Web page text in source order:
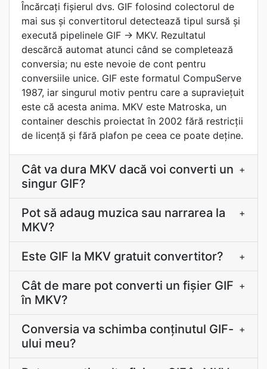
Încărcaţi fișierul dvs. GIF folosind colectorul de
mai sus şi convertitorul detectează tipul sursă şi
execută pipelinele GIF -> MKV. Rezultatul
descărcă automat atunci când se completează
conversia; nu este nevoie de cont pentru
conversiile unice. GIF este formatul CompuServe
1987, iar singurul motiv pentru care a supraviețuit
este că acesta anima. MKV este Matroska, un
container deschis proiectat în 2002 fără restricții
de licență și fără plafon pe ceea ce poate deține.
Cât va dura MKV dacă voi converti un
singur GIF?
+
Pot să adaug muzica sau narrarea la
MKV?
+
Este GIF la MKV gratuit convertitor? +
Cât de mare pot converti un fișier GIF
în MKV?
+
Conversia va schimba conținutul GIF-
ului meu?
+